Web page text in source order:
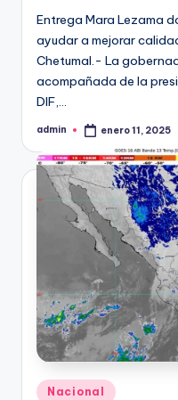
Entrega Mara Lezama
ayudar a mejorar
Chetumal.- La
acompañada de la
DIF,…
Publicado
admin enero 11, 2025
Publicado
Nacional